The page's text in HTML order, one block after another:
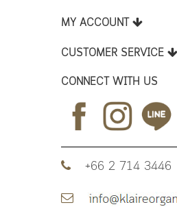
MY ACCOUNT
CUSTOMER SERVICE
CONNECT WITH US
+66 2 714 3446